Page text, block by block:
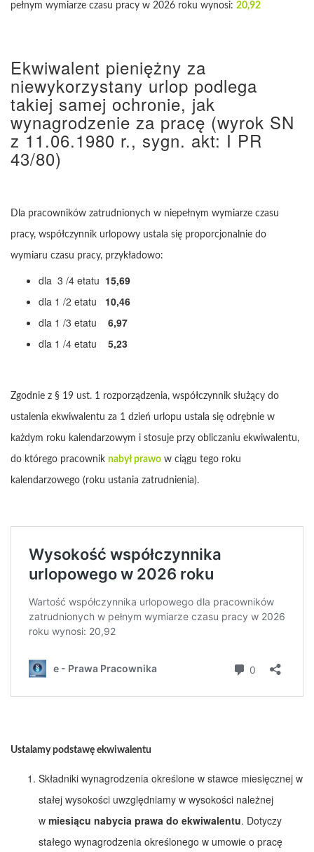
pełnym wymiarze czasu pracy w 2026 roku wynosi: 20,92
Ekwiwalent pieniężny za
niewykorzystany urlop podlega
takiej samej ochronie, jak
wynagrodzenie za pracę (wyrok SN
z 11.06.1980 r., sygn. akt: I PR
43/80)
Dla pracowników zatrudnionych w niepełnym wymiarze czasu
pracy, współczynnik urlopowy ustala się proporcjonalnie do
wymiaru czasu pracy, przykładowo:
dla 3 /4 etatu 15,69
dla 1 /2 etatu 10,46
dla 1 /3 etatu 6,97
dla 1 /4 etatu 5,23
Zgodnie z § 19 ust. 1 rozporządzenia, współczynnik służący do
ustalenia ekwiwalentu za 1 dzień urlopu ustala się odrębnie w
każdym roku kalendarzowym i stosuje przy obliczaniu ekwiwalentu,
do którego pracownik nabył prawo w ciągu tego roku
kalendarzowego (roku ustania zatrudnienia).
Ustalamy podstawę ekwiwalentu
Składniki wynagrodzenia określone w stawce miesięcznej w
stałej wysokości uwzględniamy w wysokości należnej
w miesiącu nabycia prawa do ekwiwalentu. Dotyczy
stałego wynagrodzenia określonego w umowie o pracę